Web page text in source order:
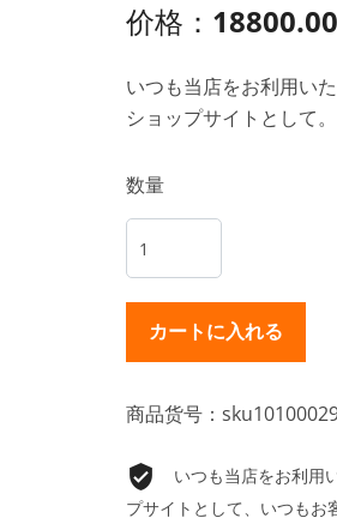
价格：
いつも当店をお利用い
ショップサイトとして。
数量
商品货号：
いつも当店をお利用
プサイトとして、いつもお